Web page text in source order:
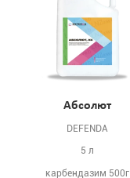
Абсолют
DEFENDA
5 л
карбендазим 500г